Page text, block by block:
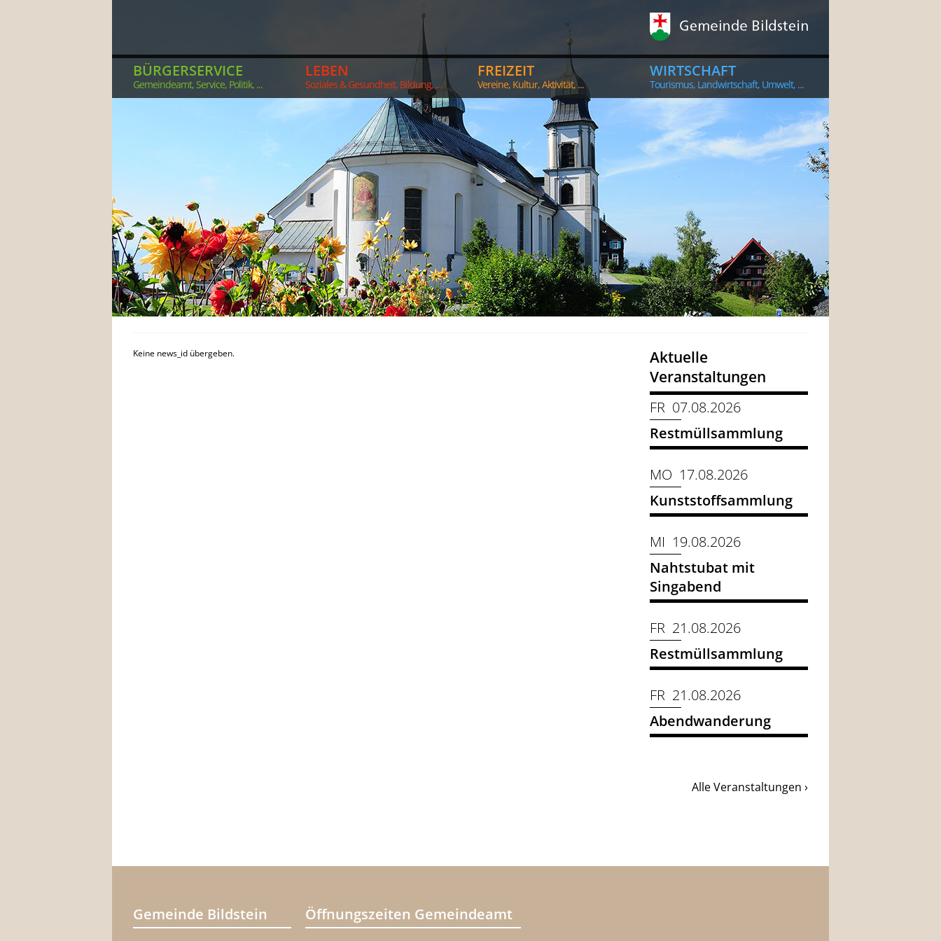
BÜRGERSERVICE
Gemeindeamt, Service, Politik, ...
LEBEN
Soziales & Gesundheit, Bildung, ...
FREIZEIT
Vereine, Kultur, Aktivität, ...
WIRTSCHAFT
Tourismus, Landwirtschaft, Umwelt, ...
Keine news_id übergeben.
Aktuelle
Veranstaltungen
FR 07.08.2026
Restmüllsammlung
MO 17.08.2026
Kunststoffsammlung
MI 19.08.2026
Nahtstubat mit
Singabend
FR 21.08.2026
Restmüllsammlung
FR 21.08.2026
Abendwanderung
Alle Veranstaltungen ›
Gemeinde Bildstein Öffnungszeiten Gemeindeamt